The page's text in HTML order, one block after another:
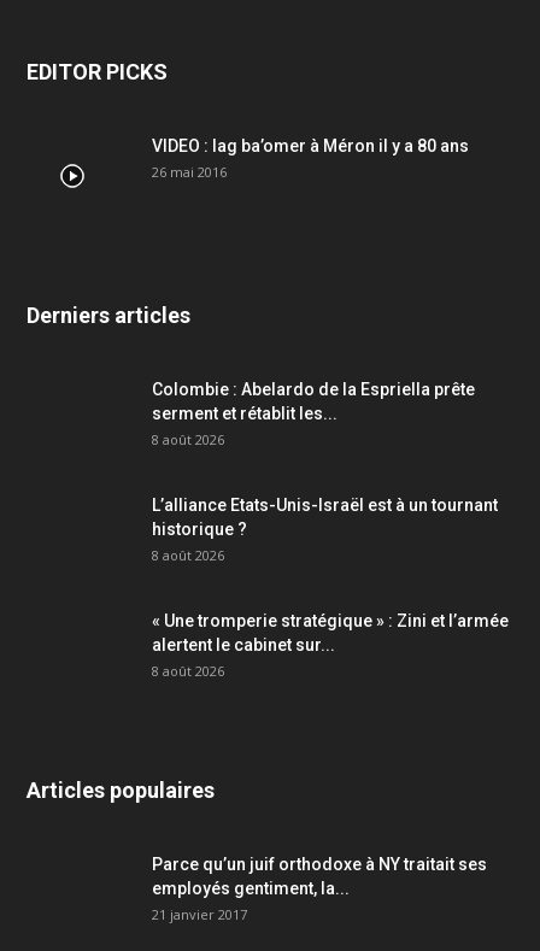
EDITOR PICKS
VIDEO : lag ba’omer à Méron il y a 80 ans
26 mai 2016
Derniers articles
Colombie : Abelardo de la Espriella prête
serment et rétablit les...
8 août 2026
L’alliance Etats-Unis-Israël est à un tournant
historique ?
8 août 2026
« Une tromperie stratégique » : Zini et l’armée
alertent le cabinet sur...
8 août 2026
Articles populaires
Parce qu’un juif orthodoxe à NY traitait ses
employés gentiment, la...
21 janvier 2017